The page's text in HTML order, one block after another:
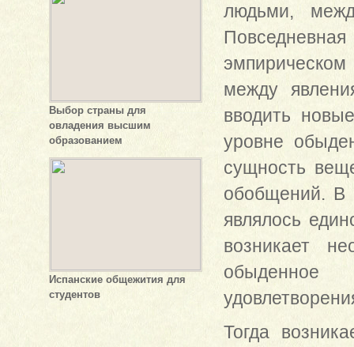
Выбор страны для
овладения высшим
образованием
Испанские общежития для
студентов
людьми,
между
вводить
уровне
сущность
обобщений. В
являлось
возникает
обыденное
Тогда